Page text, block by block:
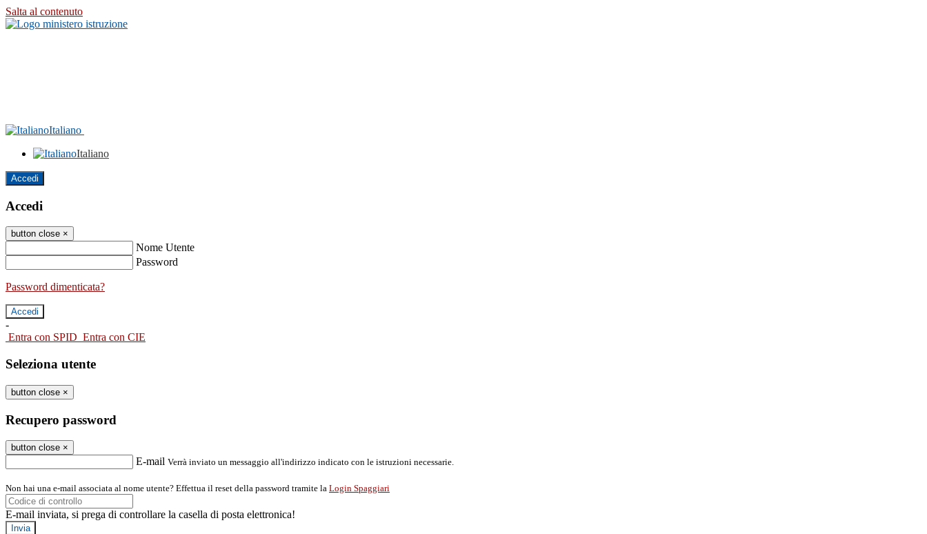
Salta al contenuto
Italiano
Italiano
Accedi
Accedi
button close ×
Nome Utente
Password
Password dimenticata?
-
Entra con SPID Entra con CIE
Seleziona utente
button close ×
Recupero password
button close ×
E-mail Verrà inviato un messaggio all'indirizzo indicato con le istruzioni necessarie.
Non hai una e-mail associata al nome utente? Effettua il reset della password tramite la Login Spaggiari
E-mail inviata, si prega di controllare la casella di posta elettronica!